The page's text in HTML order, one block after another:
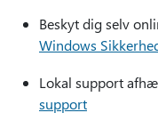
Beskyt dig selv
Windows
Lokal support
support